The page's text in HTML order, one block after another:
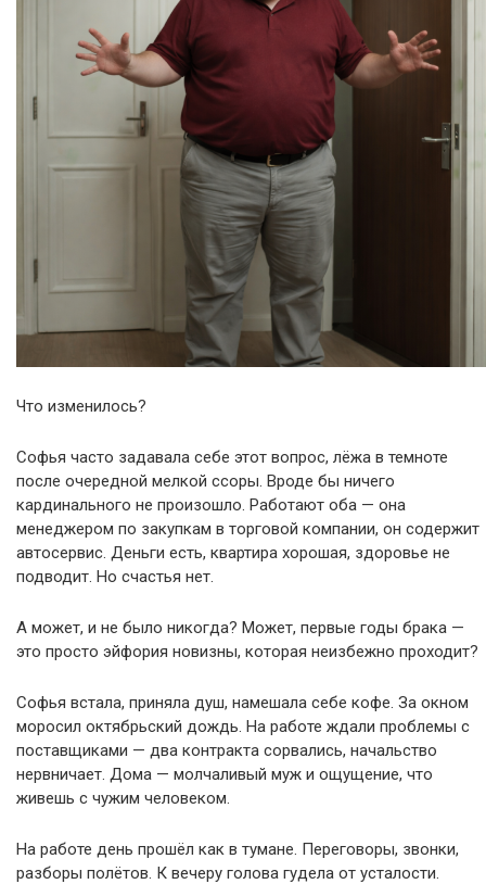
Что изменилось?
Софья часто задавала себе этот вопрос, лёжа в темноте
после очередной мелкой ссоры. Вроде бы ничего
кардинального не произошло. Работают оба — она
менеджером по закупкам в торговой компании, он содержит
автосервис. Деньги есть, квартира хорошая, здоровье не
подводит. Но счастья нет.
А может, и не было никогда? Может, первые годы брака —
это просто эйфория новизны, которая неизбежно проходит?
Софья встала, приняла душ, намешала себе кофе. За окном
моросил октябрьский дождь. На работе ждали проблемы с
поставщиками — два контракта сорвались, начальство
нервничает. Дома — молчаливый муж и ощущение, что
живешь с чужим человеком.
На работе день прошёл как в тумане. Переговоры, звонки,
разборы полётов. К вечеру голова гудела от усталости.